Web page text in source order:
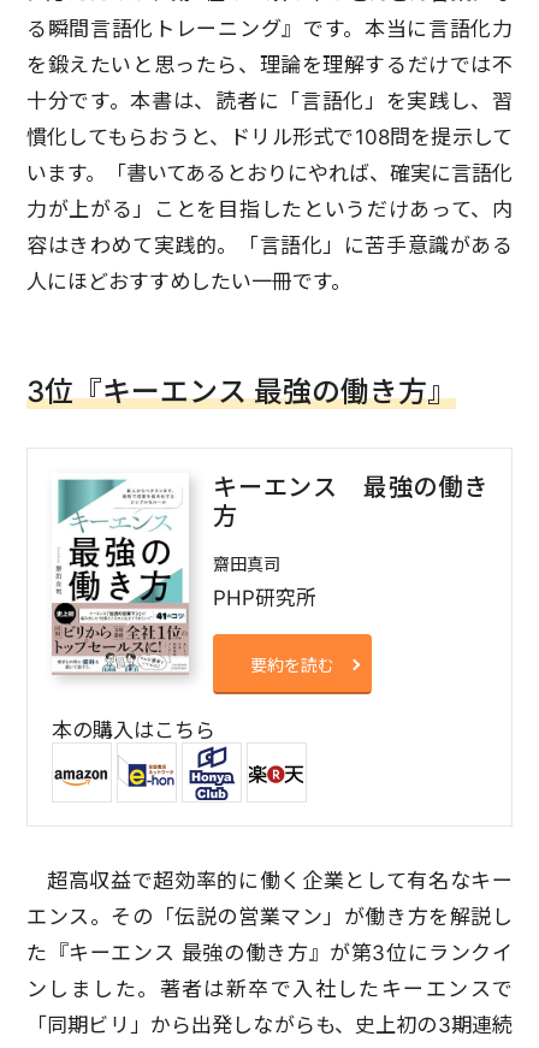
る瞬間言語化トレーニング』です。本当に言語化力
を鍛えたいと思ったら、理論を理解するだけでは不
十分です。本書は、読者に「言語化」を実践し、習
慣化してもらおうと、ドリル形式で108問を提示して
います。「書いてあるとおりにやれば、確実に言語化
力が上がる」ことを目指したというだけあって、内
容はきわめて実践的。「言語化」に苦手意識がある
人にほどおすすめしたい一冊です。
3位『キーエンス 最強の働き方』
キーエンス 最強の働き
方
齋田真司
PHP研究所
要約を読む
本の購入はこちら
超高収益で超効率的に働く企業として有名なキー
エンス。その「伝説の営業マン」が働き方を解説し
た『キーエンス 最強の働き方』が第3位にランクイ
ンしました。著者は新卒で入社したキーエンスで
「同期ビリ」から出発しながらも、史上初の3期連続